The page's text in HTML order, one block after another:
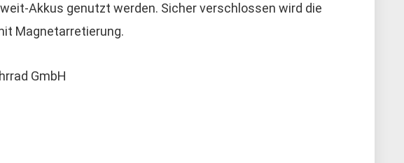
Akkus genutzt werden. Sicher verschlossen wird die
Magnetarretierung.
GmbH